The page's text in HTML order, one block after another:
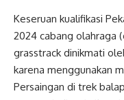
Keseruan kualifikasi
2024 cabang olahraga
grasstrack dinikmati
karena menggunakan
Persaingan di trek